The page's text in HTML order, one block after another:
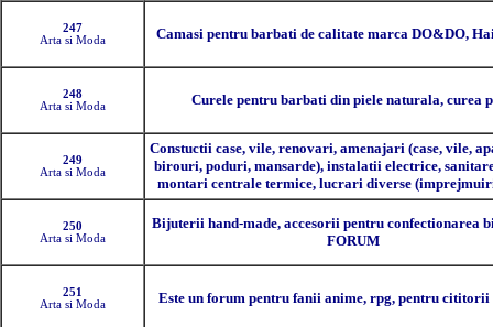
247
Arta si Moda
Camasi pentru barbati de calitate marca DO&DO,
248
Arta si Moda
Curele pentru barbati din piele naturala, curea
249
Arta si Moda
Constuctii case, vile, renovari, amenajari (case, vile,
birouri, poduri, mansarde), instalatii electrice,
montari centrale termice, lucrari diverse
250
Arta si Moda
Bijuterii hand-made, accesorii pentru confectionarea
FORUM
251
Arta si Moda
Este un forum pentru fanii anime, rpg, pentru cititorii